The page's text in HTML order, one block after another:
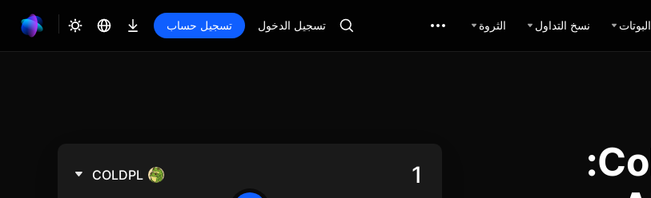
البوتات نسخ التداول الثروة تسجيل الدخول تسجيل حساب
حاسبة تبديل ColdPL AED:
COLDPL